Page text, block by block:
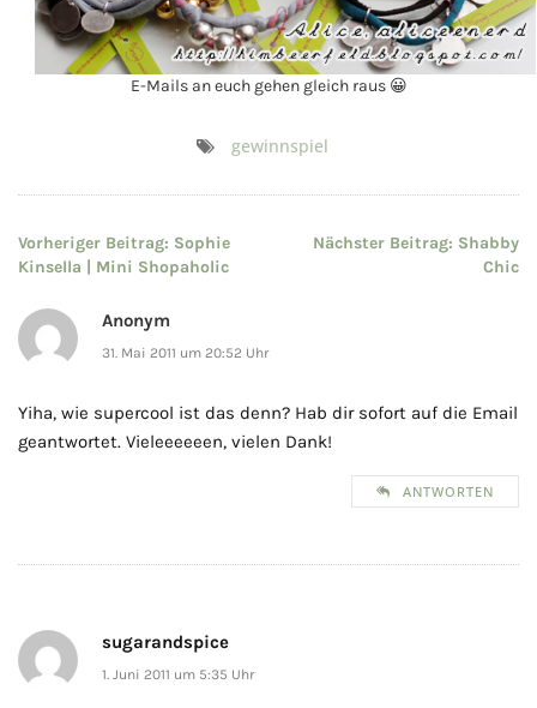
E-Mails an euch gehen gleich raus 😀
gewinnspiel
Beitragsnavigation
Vorheriger Beitrag: Sophie
Kinsella | Mini Shopaholic
Nächster Beitrag: Shabby
Chic
Anonym
31. Mai 2011 um 20:52 Uhr
Yiha, wie supercool ist das denn? Hab dir sofort auf die Email
geantwortet. Vieleeeeeen, vielen Dank!
ANTWORTEN
sugarandspice
1. Juni 2011 um 5:35 Uhr